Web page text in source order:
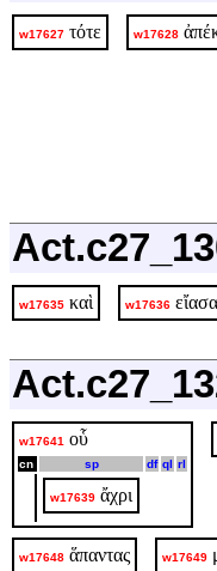
w17627 τότε w17628
w17635 καὶ w17636
w17641 οὗ
cn sp df ql rl
w17639 ἄχρι
w17648 ἅπαντας w17649